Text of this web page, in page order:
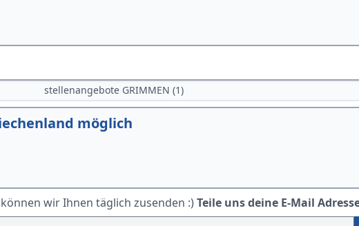
stellenangebote GRIMMEN (1)
möglich
wir Ihnen täglich zusenden :) Teile uns deine E-Mail